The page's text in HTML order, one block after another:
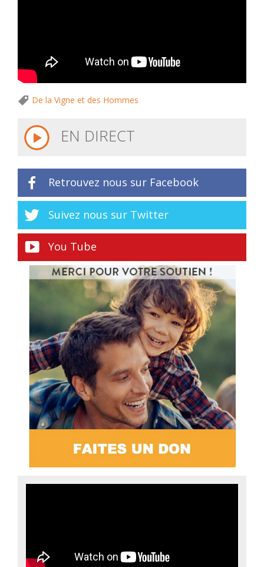
De la Vigne et des Hommes
EN DIRECT
Retrouvez nous sur Facebook
Suivez nous sur Twitter
You Tube